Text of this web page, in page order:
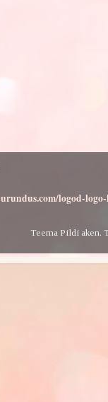
logod-
Teema Pildi aken.